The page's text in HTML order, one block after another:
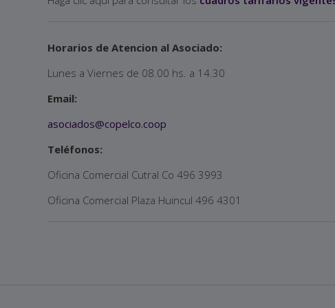
Horarios de Atencion al Asociado:
Lunes a Viernes de 08.00 hs. a 14.30
Email:
asociados@copelco.coop
Teléfonos:
Oficina Comercial Cutral Co 496 3993
Oficina Comercial Plaza Huincul 496 4301